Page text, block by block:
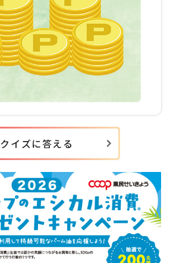
クイズに答える